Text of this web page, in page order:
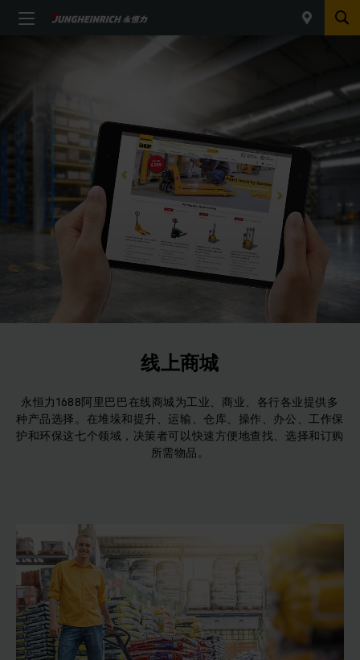
线上商城
永恒力1688阿里巴巴在线商城为工业、商业、各行各业提供多
种产品选择。在堆垛和提升、运输、仓库、操作、办公、工作保
护和环保这七个领域，决策者可以快速方便地查找、选择和订购
所需物品。